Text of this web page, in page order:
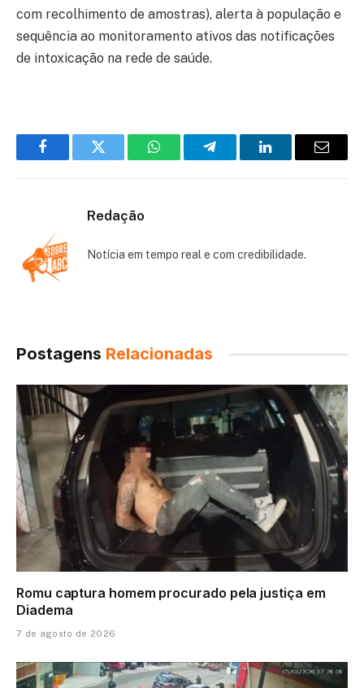
com recolhimento de amostras), alerta à população e
sequência ao monitoramento ativos das notificações
de intoxicação na rede de saúde.
FacebookTwitter WhatsAppTelegramLinkedInEmail
Redação
Notícia em tempo real e com credibilidade.
Postagens Relacionadas
Romu captura homem procurado pela justiça em
Diadema
7 de agosto de 2026